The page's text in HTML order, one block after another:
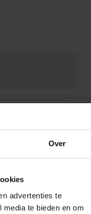
Over
advertenties te
te bieden en om